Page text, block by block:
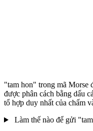
"tam hon" trong mã Morse
được phân cách bằng dấu
tổ hợp duy nhất của chấm
Làm thế nào để gửi